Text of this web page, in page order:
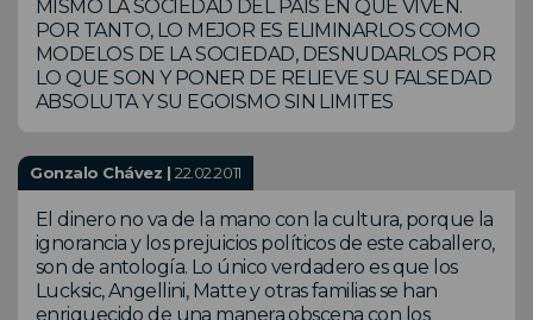
MISMO LA SOCIEDAD DEL PAIS EN QUE VIVEN.
POR TANTO, LO MEJOR ES ELIMINARLOS COMO
MODELOS DE LA SOCIEDAD, DESNUDARLOS POR
LO QUE SON Y PONER DE RELIEVE SU FALSEDAD
ABSOLUTA Y SU EGOISMO SIN LIMITES
Gonzalo Chávez |22.02.2011
El dinero no va de la mano con la cultura, porque la
ignorancia y los prejuicios políticos de este caballero,
son de antología. Lo único verdadero es que los
Lucksic, Angellini, Matte y otras familias se han
enriquecido de una manera obscena con los